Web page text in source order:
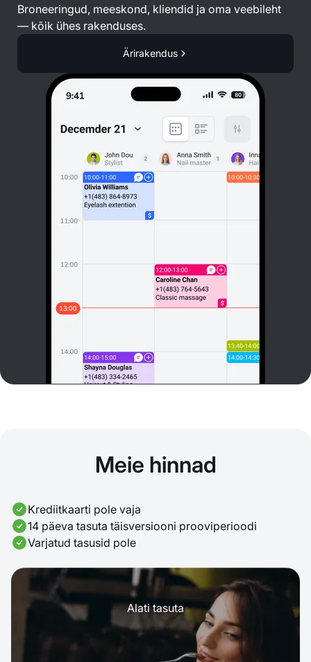
Broneeringud, meeskond, kliendid ja oma veebileht
— kõik ühes rakenduses.
Ärirakendus
Meie hinnad
Krediitkaarti pole vaja
14 päeva tasuta täisversiooni prooviperioodi
Varjatud tasusid pole
Alati tasuta